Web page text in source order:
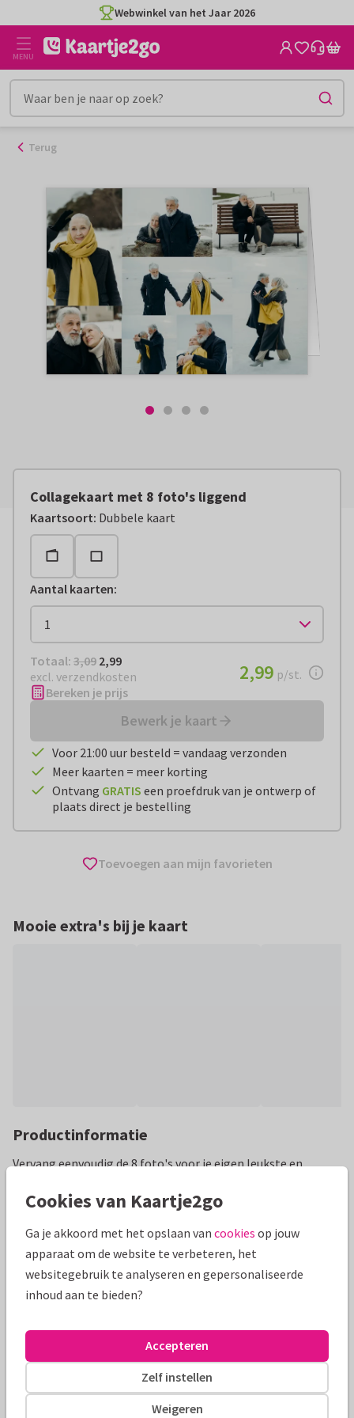
naar
inhoud
Webwinkel van het Jaar 2026
MENU
Terug
Collagekaart met 8 foto's liggend
Kaartsoort: Dubbele kaart
Aantal kaarten:
Totaal: € 2,99
Totaal: 3,09 2,99
excl. verzendkosten
€ 2,99per stuk
2,99 p/st.
Bereken je prijs
Bewerk je kaart
Voor 21:00 uur besteld = vandaag verzonden
Meer kaarten = meer korting
Ontvang GRATIS een proefdruk van je ontwerp of
plaats direct je bestelling
Toevoegen aan mijn favorieten
Mooie extra's bij je kaart
Productinformatie
Vervang eenvoudig de 8 foto's voor je eigen leukste en
tekst of nog meer foto's.
Alle kaarten zijn helemaal naar wens aan te passen
Fotokaarten Manique
Formaten en prijzen
10 x 15 cm 15 x 21 cm 21 x 30 cm
Aantal Prijs p/s Korting
Cookies van Kaartje2go
Ga je akkoord met het opslaan van cookies op jouw
apparaat om de website te verbeteren, het
websitegebruik te analyseren en gepersonaliseerde
inhoud aan te bieden?
Weigeren
Zelf instellen
Accepteren